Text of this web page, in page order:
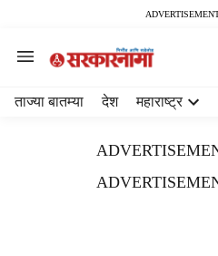
ताज्या बातम्या देश महाराष्ट्र